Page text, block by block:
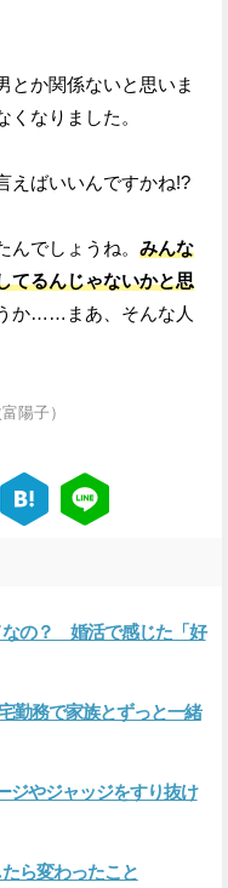
とか関係ないと思いま
なりました。
ばいいんですかね!?
でしょうね。 みんな
てるんじゃないかと思
か……まあ、そんな人
陽子）
なの？ 婚活で感じた「好
勤務で家族とずっと一緒
ジやジャッジをすり抜け
たら変わったこと